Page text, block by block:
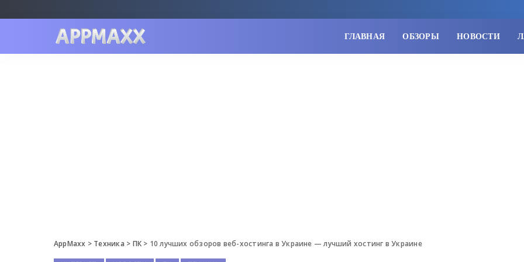
ГЛАВНАЯ ОБЗОРЫ НОВОСТИ
AppMaxx > Техника > ПК> 10 лучших обзоров веб-хостинга в Украине — лучший хостинг в Украине